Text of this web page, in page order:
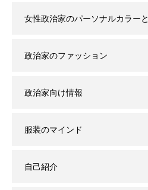
女性政治家のパーソナルカラー
政治家のファッション
政治家向け情報
服装のマインド
自己紹介